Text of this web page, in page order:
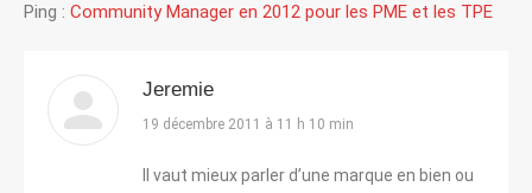
Ping : Community Manager en 2012 pour les PME et les TPE
Jeremie
dit
19 décembre 2011 à 11 h 10 min
Il vaut mieux parler d’une marque en bien ou